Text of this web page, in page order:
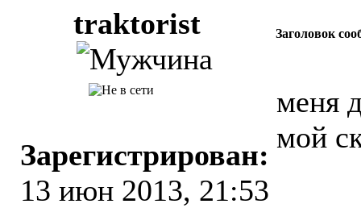
traktorist Заголовок
Зарегистрирован:
13 июн 2013, 21:53
меня
мой